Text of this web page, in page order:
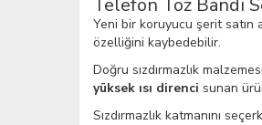
Telefon Toz Bandı
Yeni bir koruyucu şerit satın
özelliğini kaybedebilir.
Doğru sızdırmazlık
yüksek ısı direnci sunan
Sızdırmazlık katmanını